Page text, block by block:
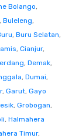
Bolango,
, Buleleng,
, Buru Selatan,
, Cianjur,
, Demak,
, Dumai,
, Garut, Gayo
, Grobogan,
, Halmahera
Timur,